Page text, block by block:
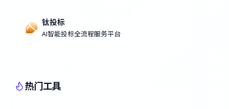
钛投标
AI智能投标全流程服务平台
热门工具